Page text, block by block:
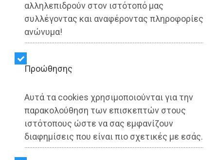
αλληλεπιδρούν στον ιστότοπό μας
συλλέγοντας και αναφέροντας πληροφορίες
ανώνυμα!
Προώθησης
Αυτά τα cookies χρησιμοποιούνται για την
παρακολούθηση των επισκεπτών στους
ιστότοπους ώστε να σας εμφανίζουν
διαφημίσεις που είναι πιο σχετικές με εσάς.
Βουλιαγμένη - LIFESTYLE
Dimotisnews - 30/07/2026